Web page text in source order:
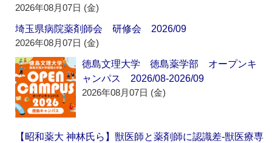
2026年08月07日 (金)
埼玉県病院薬剤師会 研修会 2026/09
2026年08月07日 (金)
徳島文理大学 徳島薬学部 オープンキ
ャンパス 2026/08-2026/09
2026年08月07日 (金)
【昭和薬大 神林氏ら】獣医師と薬剤師に認識差‐獣医療専